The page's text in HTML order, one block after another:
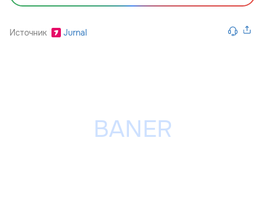
Источник Jurnal